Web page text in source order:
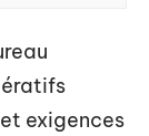
exigences